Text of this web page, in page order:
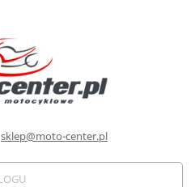
sklep@moto-center.pl